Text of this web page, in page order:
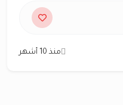
منذ 10 أشهر